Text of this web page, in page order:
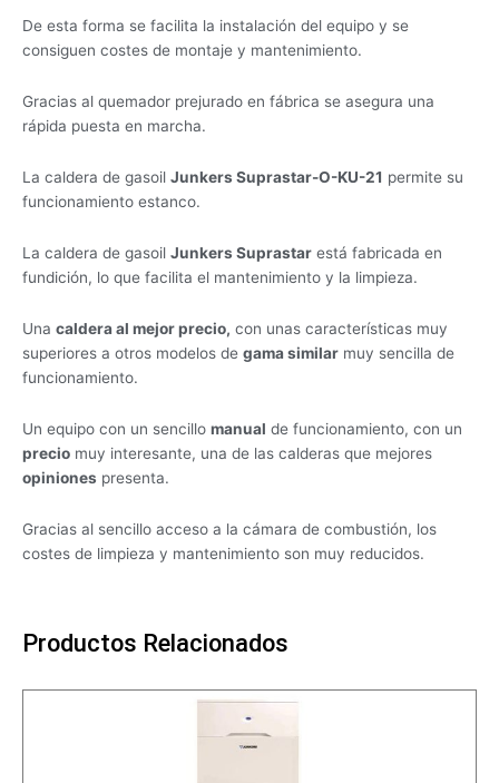
De esta forma se facilita la instalación del equipo y se
consiguen costes de montaje y mantenimiento.
Gracias al quemador prejurado en fábrica se asegura una
rápida puesta en marcha.
La caldera de gasoil Junkers Suprastar-O-KU-21 permite su
funcionamiento estanco.
La caldera de gasoil Junkers Suprastar está fabricada en
fundición, lo que facilita el mantenimiento y la limpieza.
Una caldera al mejor precio, con unas características muy
superiores a otros modelos de gama similar muy sencilla de
funcionamiento.
Un equipo con un sencillo manual de funcionamiento, con un
precio muy interesante, una de las calderas que mejores
opiniones presenta.
Gracias al sencillo acceso a la cámara de combustión, los
costes de limpieza y mantenimiento son muy reducidos.
Productos Relacionados